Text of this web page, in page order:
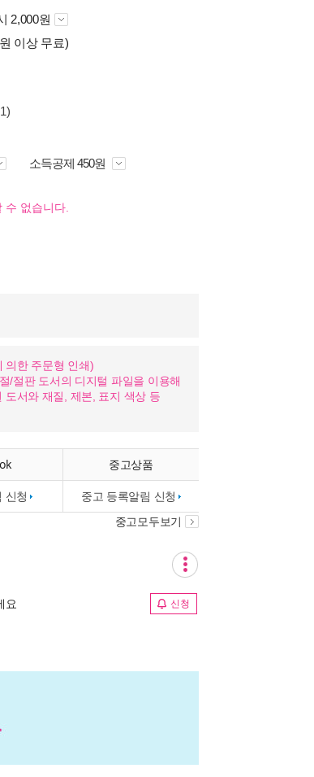
2,000원
이상 무료)
소득공제 450원
수 없습니다.
의한 주문형 인쇄)
/절판 도서의 디지털 파일을 이용해
서와 재질, 제본, 표지 색상 등
중고상품
신청 중고 등록알림 신청
중고모두보기
요 신청